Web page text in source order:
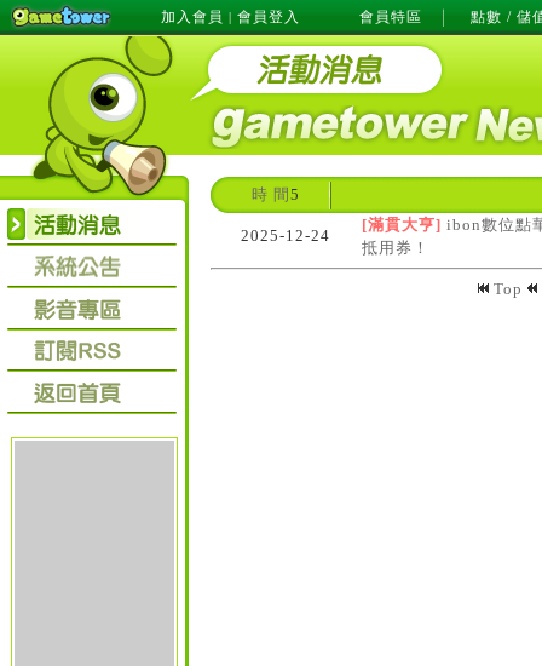
加入會員 | 會員登入 會員特區 點數 / 儲
時 間 5
2025-12-24
[滿貫大亨] ibon數位點
抵用券！
Top